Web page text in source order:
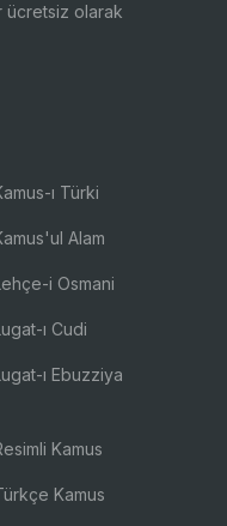
ücretsiz olarak
ı Türki
Alam
i Osmani
ı Cudi
ı Ebuzziya
Kamus
Kamus